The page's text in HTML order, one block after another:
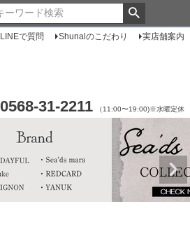
LINEで質問 Shunalのこだわり 実店舗案内
0568-31-2211 （11:00〜19:00)※水曜定休